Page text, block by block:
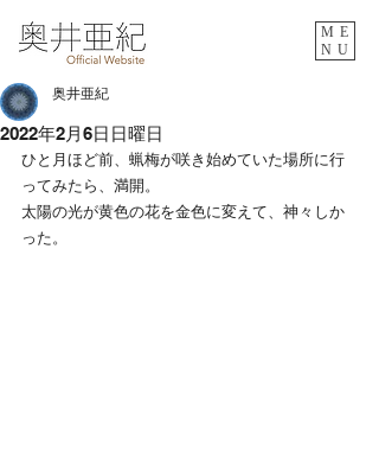
ME
NU
2022年2月6日日曜日
奥井亜紀
ひと月ほど前、蝋梅が咲き始めていた場所に行
ってみたら、満開。
太陽の光が黄色の花を金色に変えて、神々しか
った。